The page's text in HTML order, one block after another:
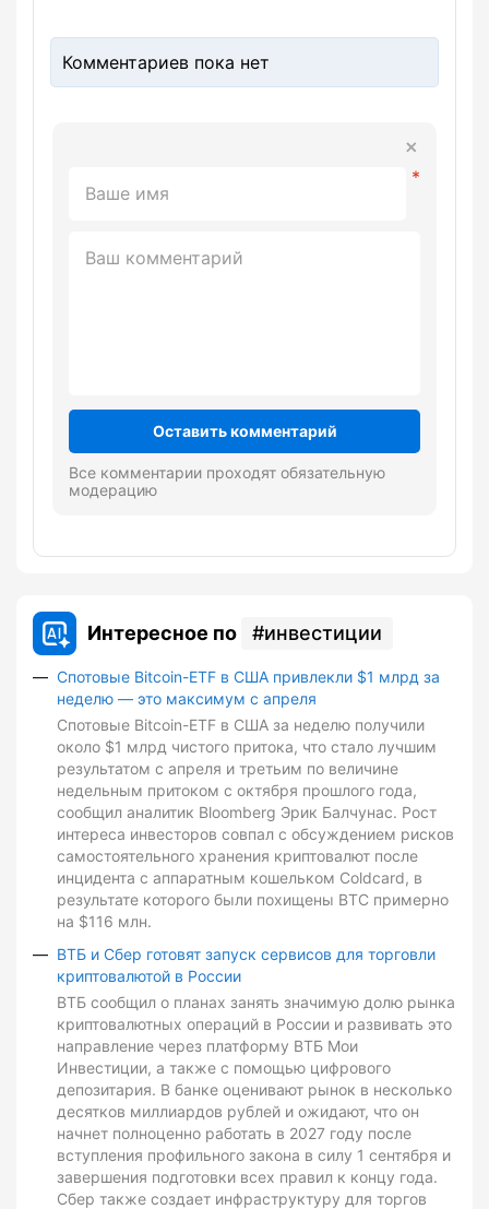
Комментариев пока нет
Оставить комментарий
Все комментарии проходят обязательную
модерацию
Интересное по инвестиции
Спотовые Bitcoin-ETF в США привлекли $1 млрд за
неделю — это максимум с апреля
Спотовые Bitcoin-ETF в США за неделю получили
около $1 млрд чистого притока, что стало лучшим
результатом с апреля и третьим по величине
недельным притоком с октября прошлого года,
сообщил аналитик Bloomberg Эрик Балчунас. Рост
интереса инвесторов совпал с обсуждением рисков
самостоятельного хранения криптовалют после
инцидента с аппаратным кошельком Coldcard, в
результате которого были похищены BTC примерно
на $116 млн.
ВТБ и Сбер готовят запуск сервисов для торговли
криптовалютой в России
ВТБ сообщил о планах занять значимую долю рынка
криптовалютных операций в России и развивать это
направление через платформу ВТБ Мои
Инвестиции, а также с помощью цифрового
депозитария. В банке оценивают рынок в несколько
десятков миллиардов рублей и ожидают, что он
начнет полноценно работать в 2027 году после
вступления профильного закона в силу 1 сентября и
завершения подготовки всех правил к концу года.
Сбер также создает инфраструктуру для торгов